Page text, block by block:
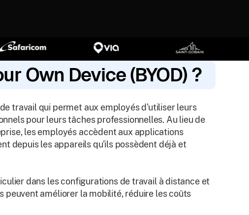
Own Device (BYOD) ?
de travail qui permet aux employés d'utiliser leurs
pour leurs tâches professionnelles. Au lieu de
les employés accèdent aux applications
depuis les appareils qu'ils possèdent déjà et
dans les configurations de travail à distance et
peuvent améliorer la mobilité, réduire les coûts